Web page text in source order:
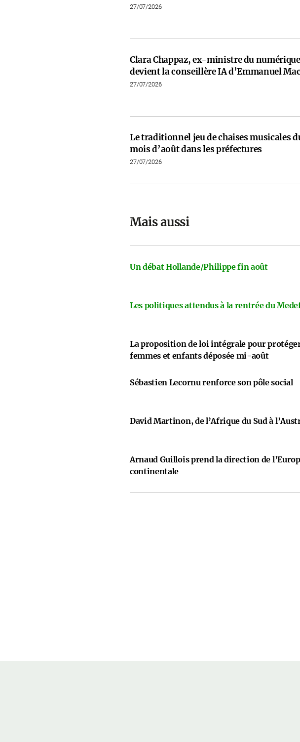
27/07/2026
Clara Chappaz, ex-ministre du
devient la conseillère IA d’Emmanuel
27/07/2026
Le traditionnel jeu de chaises musicales
mois d’août dans les préfectures
27/07/2026
Mais aussi
Un débat Hollande/Philippe fin août
Les politiques attendus à la rentrée du
La proposition de loi intégrale pour
femmes et enfants déposée mi-août
Sébastien Lecornu renforce son pôle social
David Martinon, de l’Afrique du Sud à
Arnaud Guillois prend la direction de
continentale